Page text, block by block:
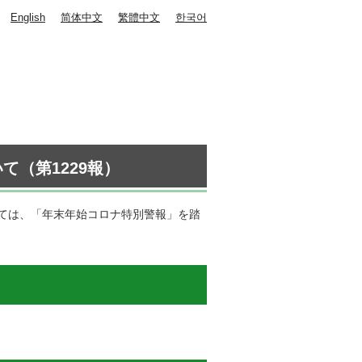
English 简体中文 繁體中文 한국어
（第1229報）
は、「年末年始コロナ特別警報」を踏